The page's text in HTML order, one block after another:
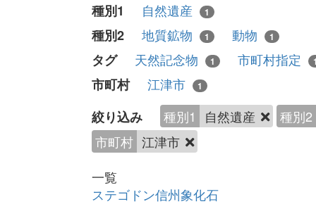
種別1 自然遺産 1
種別2 地質鉱物 1 動物 1
タグ 天然記念物 1 市町村指定
市町村 江津市 1
絞り込み 種別1 自然遺産
種別2
市町村 江津市
一覧
ステゴドン信州象化石